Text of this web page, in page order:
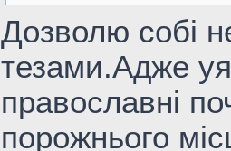
Дозволю собі
тезами.Адже
православні
порожнього